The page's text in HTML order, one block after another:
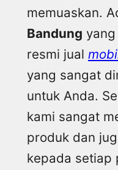
memuaskan.
Bandung
resmi jual
yang sangat
untuk Anda.
kami sangat
produk dan
kepada setiap